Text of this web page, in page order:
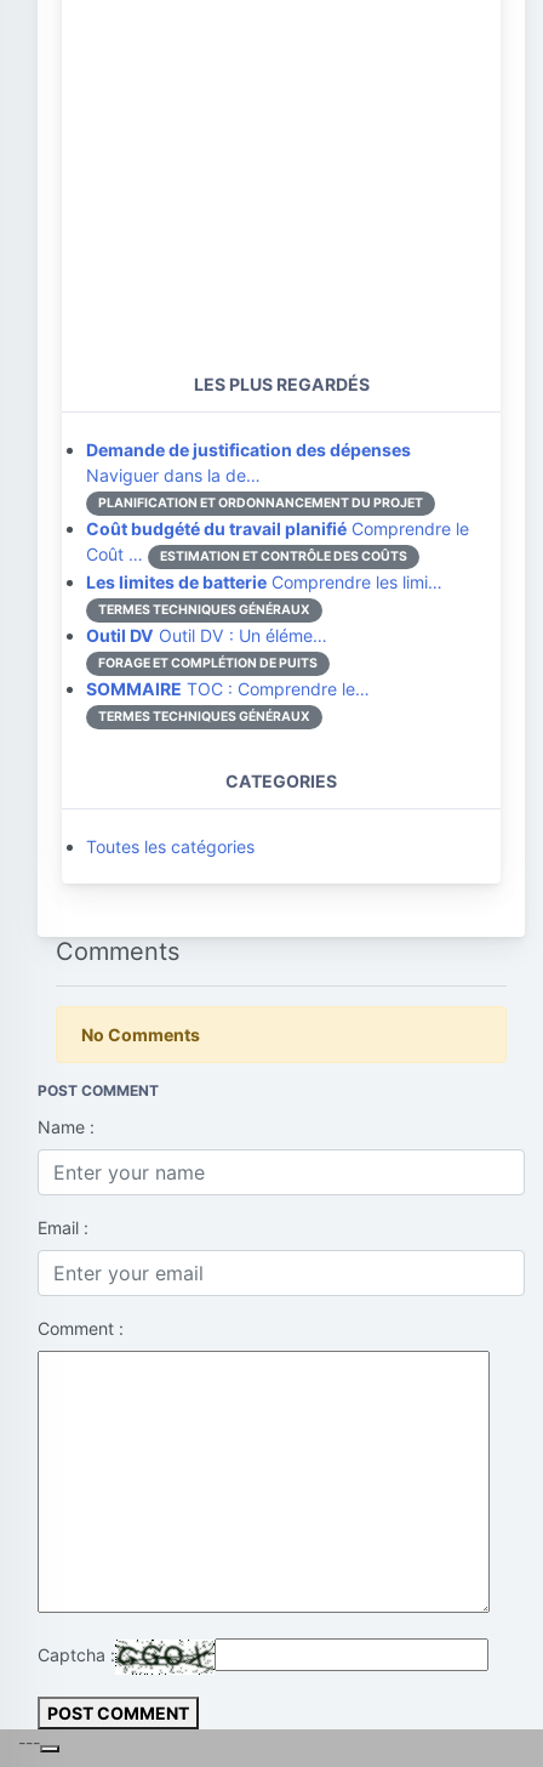
LES PLUS REGARDÉS
Demande de justification des dépenses
Naviguer dans la de…
PLANIFICATION ET ORDONNANCEMENT DU PROJET
Coût budgété du travail planifié Comprendre le
Coût …
ESTIMATION ET CONTRÔLE DES COÛTS
Les limites de batterie Comprendre les limi…
TERMES TECHNIQUES GÉNÉRAUX
Outil DV Outil DV : Un éléme…
FORAGE ET COMPLÉTION DE PUITS
SOMMAIRE TOC : Comprendre le…
TERMES TECHNIQUES GÉNÉRAUX
CATEGORIES
Toutes les catégories
Comments
No Comments
POST COMMENT
Name :
Email :
Comment :
Captcha :
POST COMMENT
---